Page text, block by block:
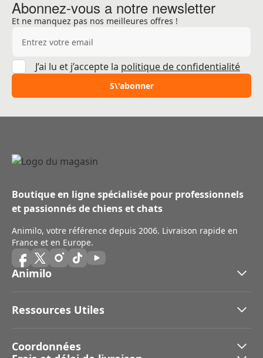
Abonnez-vous a notre newsletter
Et ne manquez pas nos meilleures offres !
S\'abonner
J’ai lu et j’accepte la politique de confidentialité
Boutique en ligne spécialisée pour professionnels
et passionnés de chiens et chats
Animilo, votre référence depuis 2006. Livraison rapide en
France et en Europe.
Animilo
Ressources Utiles
Coordonnées